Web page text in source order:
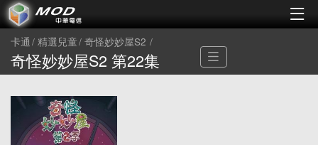
卡通 精選兒童 奇怪妙妙屋S2
奇怪妙妙屋S2 第22集